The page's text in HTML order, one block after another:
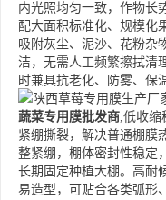
内光照均匀一致，作物长
配大面积标准化、规模化
吸附灰尘、泥沙、花粉杂
洁，无需人工频繁擦拭清
时兼具抗老化、防雾、保
蔬菜专用膜批发商,低收缩
紧绷撕裂，解决普通棚膜
整紧绷，棚体密封性稳定
长期固定种植大棚。高耐
易造型，可贴合各类弧形